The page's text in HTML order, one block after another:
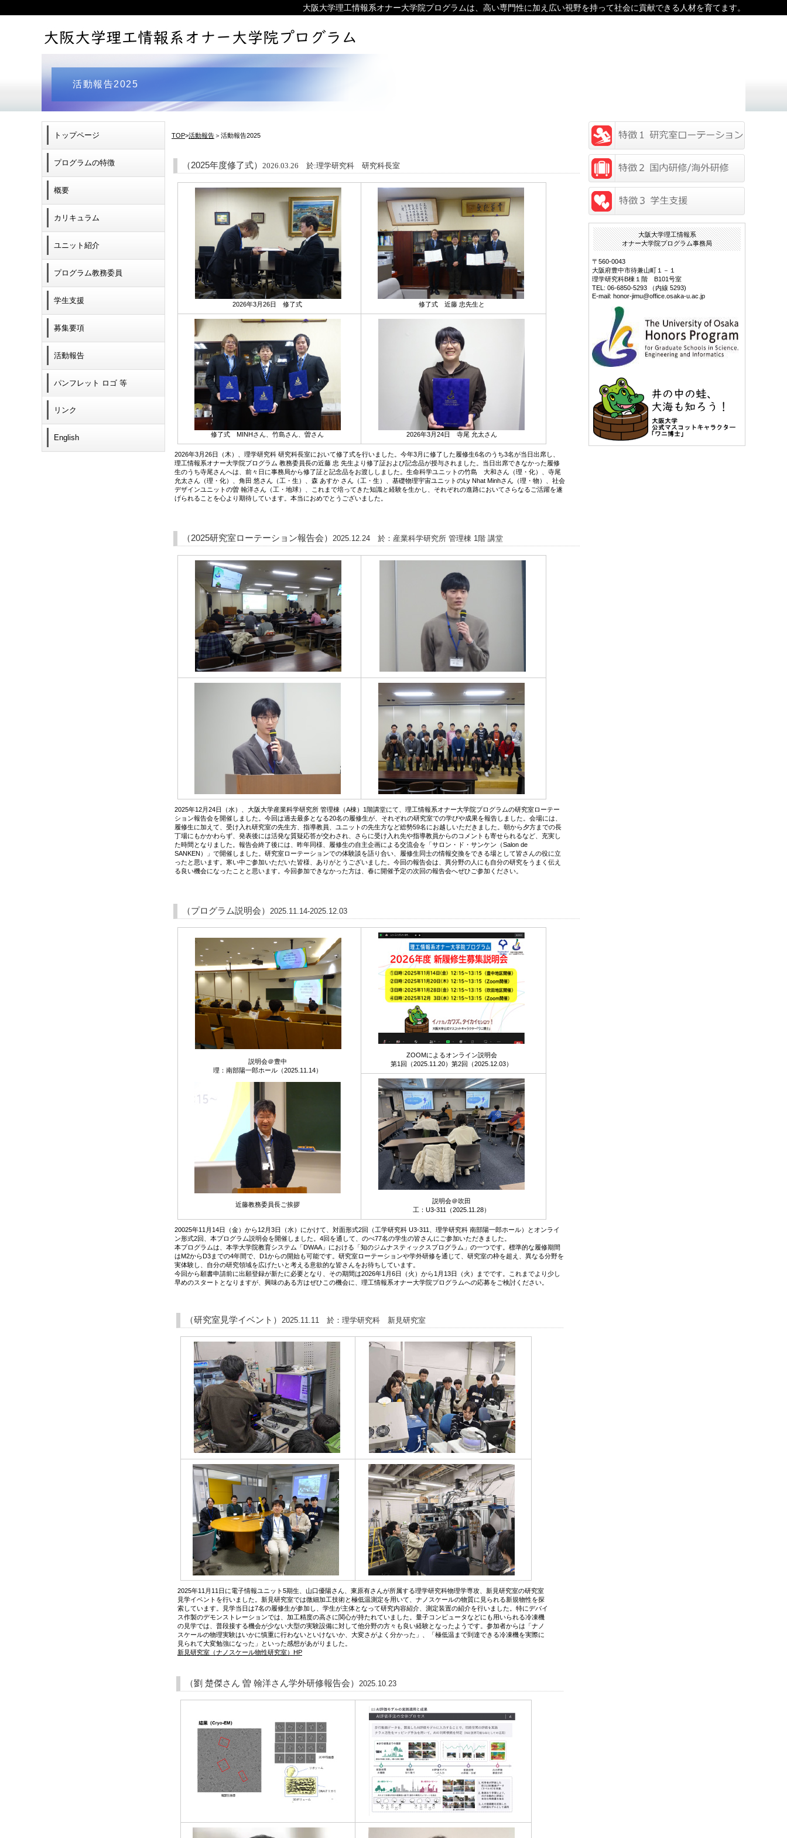
大阪大学理工情報系オナー大学院プログラムは、高い専門性に加え広い視野を持って社会に貢献できる人材を育てます。
活動報告2025
TOP>活動報告＞活動報告2025
（2025年度修了式） 2026.03.26 於:理学研究科 研究科長室
2026年3月26日 修了式 修了式 近藤 忠先生と
修了式 MINHさん、竹島さん、曽さん 2026年3月24日 寺尾 允太さん
2026年3月26日（木）、理学研究科 研究科長室において修了式を行いました。今年3月に修了した履修生6名のうち3名が当日出席し、
理工情報系オナー大学院プログラム 教務委員長の近藤 忠 先生より修了証および記念品が授与されました。当日出席できなかった履修
生のうち寺尾さんへは、前々日に事務局から修了証と記念品をお渡ししました。生命科学ユニットの竹島 大和さん（理・化）、寺尾
允太さん（理・化）、角田 悠さん（工・生）、森 あすか さん（工・生）、基礎物理宇宙ユニットのLy Nhat Minhさん（理・物）、社会
デザインユニットの曽 翰洋さん（工・地球）、これまで培ってきた知識と経験を生かし、それぞれの進路においてさらなるご活躍を遂
げられることを心より期待しています。本当におめでとうございました。
（2025研究室ローテーション報告会） 2025.12.24 於：産業科学研究所 管理棟 1階 講堂
2025年12月24日（水）、大阪大学産業科学研究所 管理棟（A棟）1階講堂にて、理工情報系オナー大学院プログラムの研究室ローテー
ション報告会を開催しました。今回は過去最多となる20名の履修生が、それぞれの研究室での学びや成果を報告しました。会場には、
履修生に加えて、受け入れ研究室の先生方、指導教員、ユニットの先生方など総勢59名にお越しいただきました。朝から夕方までの長
丁場にもかかわらず、発表後には活発な質疑応答が交わされ、さらに受け入れ先や指導教員からのコメントも寄せられるなど、充実し
た時間となりました。報告会終了後には、昨年同様、履修生の自主企画による交流会を「サロン・ド・サンケン（Salon de
SANKEN）」で開催しました。研究室ローテーションでの体験談を語り合い、履修生同士の情報交換をできる場として皆さんの役に立
ったと思います。寒い中ご参加いただいた皆様、ありがとうございました。今回の報告会は、異分野の人にも自分の研究をうまく伝え
る良い機会になったことと思います。今回参加できなかった方は、春に開催予定の次回の報告会へぜひご参加ください。
（プログラム説明会） 2025.11.14-2025.12.03
説明会＠豊中
理：南部陽一郎ホール（2025.11.14）
近藤教務委員長ご挨拶
ZOOMによるオンライン説明会
第1回（2025.11.20）第2回（2025.12.03）
説明会＠吹田
工：U3-311（2025.11.28）
20025年11月14日（金）から12月3日（水）にかけて、対面形式2回（工学研究科 U3-311、理学研究科 南部陽一郎ホール）とオンライ
ン形式2回、本プログラム説明会を開催しました。4回を通して、のべ77名の学生の皆さんにご参加いただきました。
本プログラムは、本学大学院教育システム「DWAA」における「知のジムナスティックスプログラム」の一つです。標準的な履修期間
はM2からD3までの4年間で、D1からの開始も可能です。研究室ローテーションや学外研修を通じて、研究室の枠を超え、異なる分野を
実体験し、自分の研究領域を広げたいと考える意欲的な皆さんをお待ちしています。
今回から願書申請前に出願登録が新たに必要となり、その期間は2026年1月6日（火）から1月13日（火）までです。これまでより少し
早めのスタートとなりますが、興味のある方はぜひこの機会に、理工情報系オナー大学院プログラムへの応募をご検討ください。
（研究室見学イベント） 2025.11.11 於：理学研究科 新見研究室
2025年11月11日に電子情報ユニット5期生、山口優陽さん、東原有さんが所属する理学研究科物理学専攻、新見研究室の研究室
見学イベントを行いました。新見研究室では微細加工技術と極低温測定を用いて、ナノスケールの物質に見られる新規物性を探
索しています。見学当日は7名の履修生が参加し、学生が主体となって研究内容紹介、測定装置の紹介を行いました。特にデバイ
ス作製のデモンストレーションでは、加工精度の高さに関心が持たれていました。量子コンピュータなどにも用いられる冷凍機
の見学では、普段接する機会が少ない大型の実験設備に対して他分野の方々も良い経験となったようです。参加者からは「ナノ
スケールの物理実験はいかに慎重に行わないといけないか、大変さがよく分かった」、「極低温まで到達できる冷凍機を実際に
見られて大変勉強になった」といった感想があがりました。
新見研究室（ナノスケール物性研究室）HP
（劉 楚傑さん 曽 翰洋さん学外研修報告会） 2025.10.23
トップページ
プログラムの特徴
概要
カリキュラム
ユニット紹介
プログラム教務委員
学生支援
募集要項
活動報告
パンフレット ロゴ 等
リンク
English
大阪大学理工情報系
オナー大学院プログラム事務局
〒560-0043
大阪府豊中市待兼山町１－１
理学研究科B棟１階 B101号室
TEL: 06-6850-5293 （内線 5293)
E-mail: honor-jimu@office.osaka-u.ac.jp